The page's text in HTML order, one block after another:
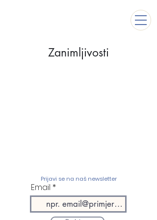
Zanimljivosti
Prijavi se na naš newsletter
Email